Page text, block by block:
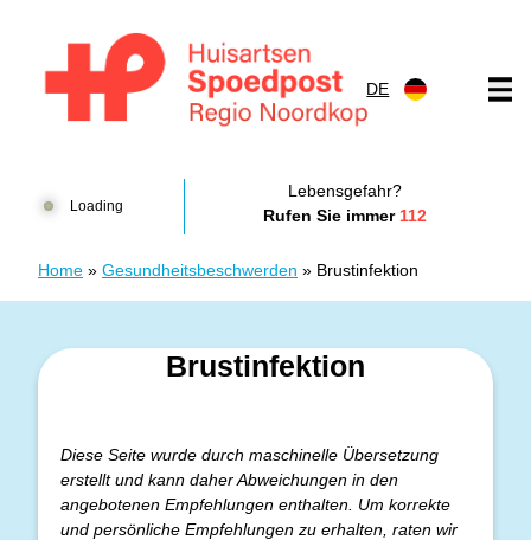
DE
Loading
Lebensgefahr?
Rufen Sie immer 112
Home » Gesundheitsbeschwerden » Brustinfektion
Brustinfektion
Diese Seite wurde durch maschinelle Übersetzung
erstellt und kann daher Abweichungen in den
angebotenen Empfehlungen enthalten. Um korrekte
und persönliche Empfehlungen zu erhalten, raten wir